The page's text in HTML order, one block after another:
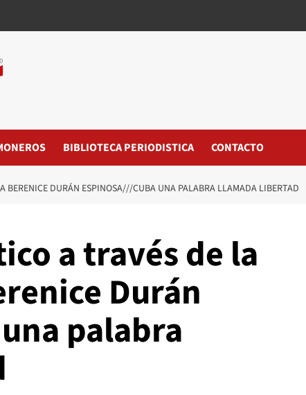
BIBLIOTECA PERIODISTICA CONTACTO
DURÁN ESPINOSA///CUBA UNA PALABRA LLAMADA LIBERTAD
a través de la
Durán
palabra